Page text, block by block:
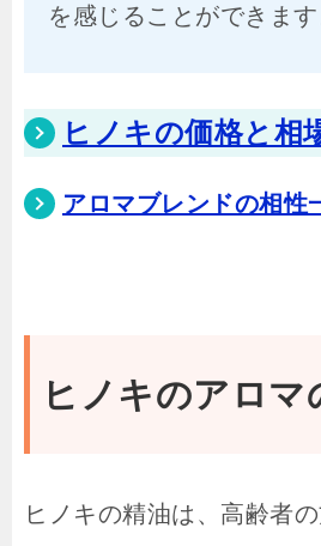
を感じることができま
ヒノキの価格と相
アロマブレンドの相性
ヒノキのアロマ
ヒノキの精油は、高齢者